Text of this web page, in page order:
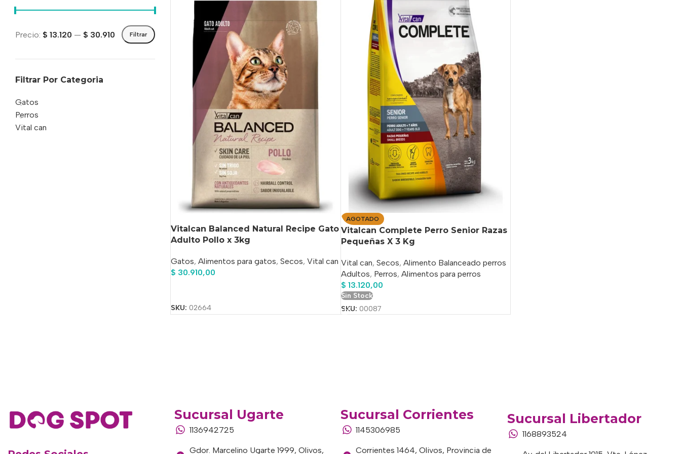
Filtrar
Precio: $ 13.120 — $ 30.910
Filtrar Por Categoria
Gatos
Perros
Vital can
Vitalcan Balanced Natural Recipe Gato
Adulto Pollo x 3kg
Gatos, Alimentos para gatos, Secos, Vital can
$ 30.910,00
SKU: 02664
AGOTADO
Vitalcan Complete Perro Senior Razas
Pequeñas X 3 Kg
Vital can, Secos, Alimento Balanceado perros
Adultos, Perros, Alimentos para perros
$ 13.120,00
Sin Stock
SKU: 00087
Sucursal Ugarte
1136942725
Gdor. Marcelino Ugarte 1999, Olivos,
Sucursal Corrientes
1145306985
Corrientes 1464, Olivos, Provincia de
Sucursal Libertador
1168893524